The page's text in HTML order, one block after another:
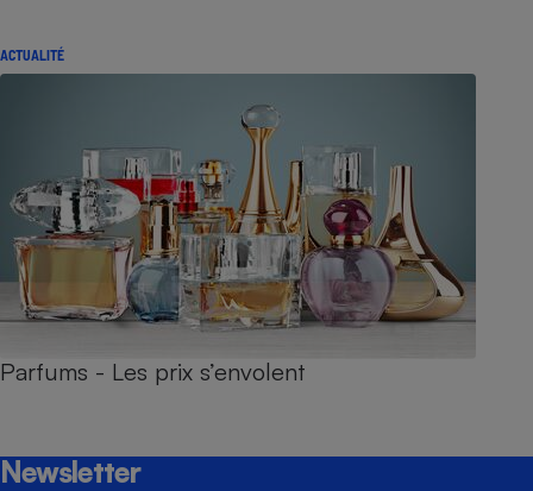
ACTUALITÉ
Parfums - Les prix s’envolent
Newsletter